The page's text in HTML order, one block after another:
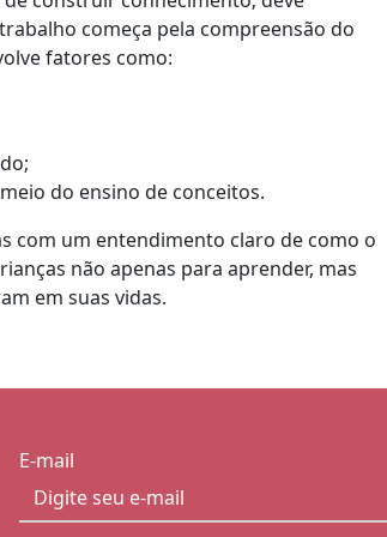
começa pela compreensão do
fatores como:
do ensino de conceitos.
com um entendimento claro de como o
não apenas para aprender, mas
em suas vidas.
E-mail